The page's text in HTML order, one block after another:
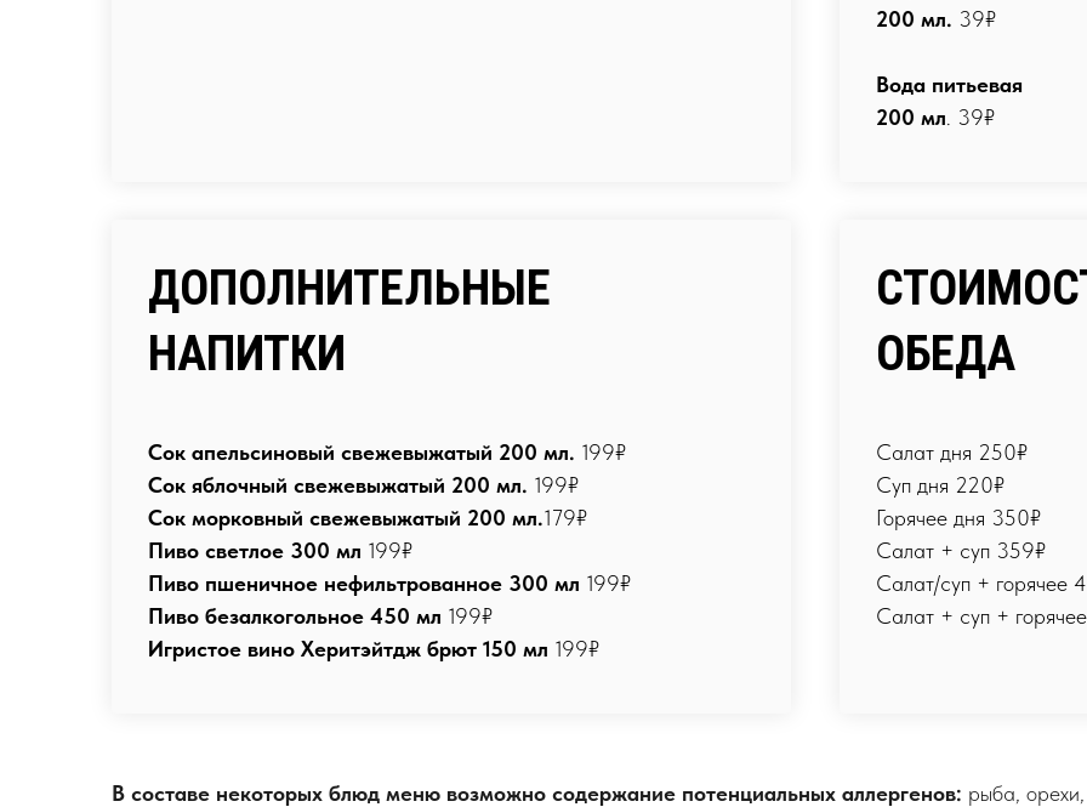
200 мл. 39₽
Вода питьевая
200 мл . 39₽
ДОПОЛНИТЕЛЬНЫЕ
НАПИТКИ
Сок апельсиновый свежевыжатый 200 мл. 199₽
Сок яблочный свежевыжатый 200 мл. 199₽
Сок морковный свежевыжатый 200 мл.179₽
Пиво светлое 300 мл 199₽
Пиво пшеничное нефильтрованное 300 мл 199₽
Пиво безалкогольное 450 мл 199₽
Игристое вино Херитэйтдж брют 150 мл 199₽
ОБЕДА
Салат дня 250₽
Суп дня 220₽
Горячее дня 350₽
Салат + суп 359₽
Салат/суп + горячее
Салат + суп +
В составе некоторых блюд меню возможно содержание потенциальных аллергенов: рыба,